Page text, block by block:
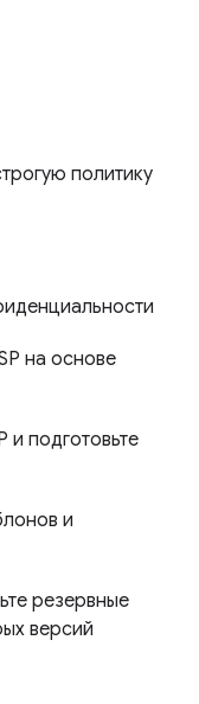
политику
на основе
и подготовьте
и
резервные
версий